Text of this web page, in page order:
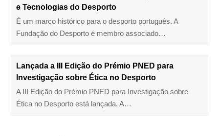
e Tecnologias do Desporto
É um marco histórico para o desporto português. A
Fundação do Desporto é membro associado…
Lançada a III Edição do Prémio PNED para
Investigação sobre Ética no Desporto
A III Edição do Prémio PNED para Investigação sobre
Ética no Desporto está lançada. A…